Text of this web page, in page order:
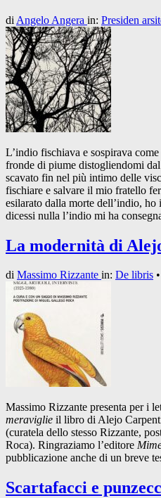
di Angelo Angera in: Presiden
L’indio fischiava e sospirava
fronde di piume distogliendomi
scavato fin nel più intimo delle
fischiare e salvare il mio fratello
esilarato dalla morte dell’indio, ho
dicessi nulla l’indio mi ha
La modernità di
di Massimo Rizzante in: De libris •
Massimo Rizzante presenta per i
meraviglie il libro di Alejo
(curatela dello stesso Rizzante,
Roca). Ringraziamo l’editore
pubblicazione anche di un breve
Scartafacci e